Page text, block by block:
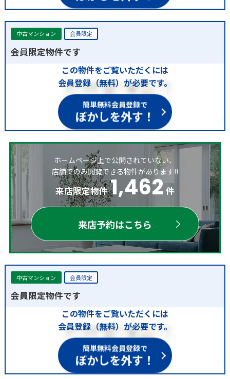
中古マンション 会員限定
会員限定物件です
この物件をご覧いただくには
会員登録（無料）が必要です。
簡単無料会員登録で
ぼかしを外す！
ホームページ上で公開されていない、
店舗でのみ閲覧できる物件があります!!
来店限定物件 1,462 件
来店予約はこちら
中古マンション 会員限定
会員限定物件です
この物件をご覧いただくには
会員登録（無料）が必要です。
簡単無料会員登録で
ぼかしを外す！